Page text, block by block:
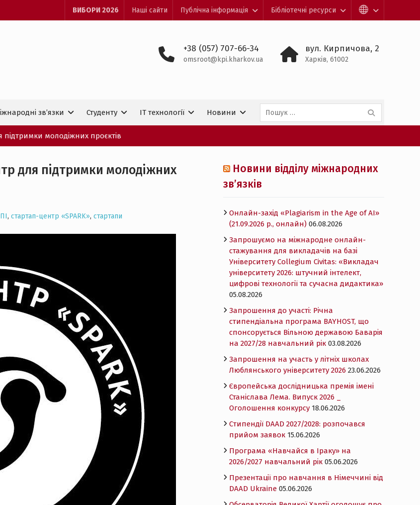
ВИБОРИ 2026 Наші сайти Публічна інформація Бібліотечні ресурси
+38 (057) 707-66-34
omsroot@kpi.kharkov.ua
вул. Кирпичова, 2
Харків, 61002
зв’язки Студенту IT технологiї Новини
Пошук:
підтримки молодіжних проєктів
для підтримки молодіжних
, стартап-центр «SPARK», стартапи
Новини відділу міжнародних
зв’язків
Онлайн-захід «Plagiarism in the Age of AI»
(21.09.2026 р., онлайн) 06.08.2026
Запрошуємо на міжнародне онлайн-
стажування для викладачів на базі
Університету Collegium Civitas: «Викладач
університету 2026: штучний інтелект,
цифрові технології та сучасна дидактика»
05.08.2026
Запрошення до участі: Річна
стипендіальна програма BAYHOST, що
спонсорується Вільною державою Баварія
на 2027/28 навчальний рік 03.08.2026
Запрошення на участь у літніх школах
Люблянського університету 2026 23.06.2026
Європейська дослідницька премія імені
Станіслава Лема. Випуск 2026 _
Оголошення конкурсу 18.06.2026
Cтипендії DAAD 2027/2028: розпочався
прийом заявок 15.06.2026
Програма «Навчайся в Іраку» на
2026/2027 навчальний рік 05.06.2026
Презентації про навчання в Німеччині від
DAAD Ukraine 05.06.2026